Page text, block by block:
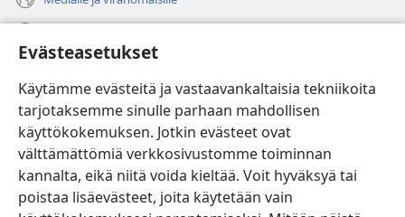
Evästeasetukset
Käytämme evästeitä ja vastaavankaltaisia tekniikoita
tarjotaksemme sinulle parhaan mahdollisen
käyttökokemuksen. Jotkin evästeet ovat
välttämättömiä verkkosivustomme toiminnan
kannalta, eikä niitä voida kieltää. Voit hyväksyä tai
poistaa lisäevästeet, joita käytetään vain
(avaa
uuden
ikkunan)Vartiotornin VERKKOKIRJASTO
(avaa
uuden
ikkunan)JW Hub ®
(avaa
uuden
ikkunan)
®